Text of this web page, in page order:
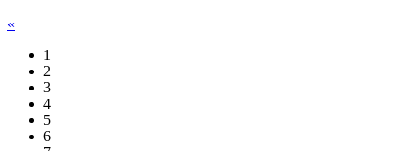
«
1
2
3
4
5
6